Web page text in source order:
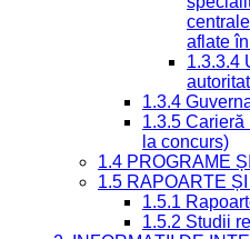
aflate
1.3.3.4
1.3.4
1.3.5
la concurs)
1.4 PROGRAME
1.5 RAPOARTE ȘI
1.5.1
1.5.2 Studii